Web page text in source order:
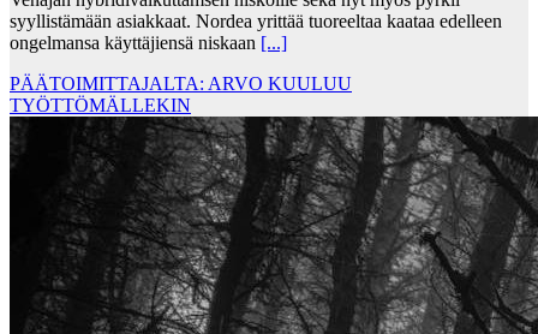
syyllistämään asiakkaat. Nordea yrittää tuoreeltaa kaataa edelleen
ongelmansa käyttäjiensä niskaan [...]
PÄÄTOIMITTAJALTA: ARVO KUULUU
TYÖTTÖMÄLLEKIN